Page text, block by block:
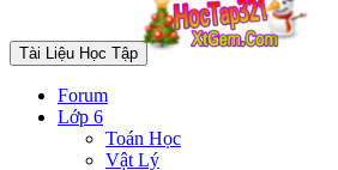
Tài Liệu Học Tập
Forum
Lớp 6
Toán Học
Vật Lý